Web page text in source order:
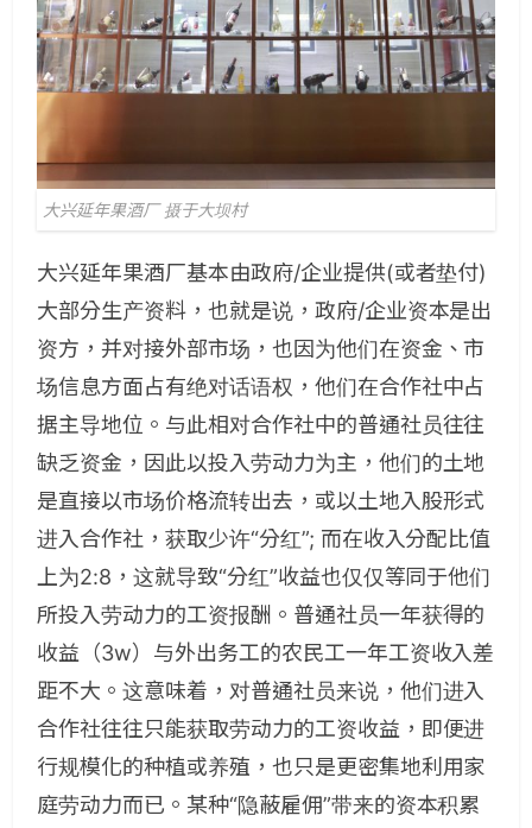
大兴延年果酒厂 摄于大坝村
大兴延年果酒厂基本由政府/企业提供(或者垫付)
大部分生产资料，也就是说，政府/企业资本是出
资方，并对接外部市场，也因为他们在资金、市
场信息方面占有绝对话语权，他们在合作社中占
据主导地位。与此相对合作社中的普通社员往往
缺乏资金，因此以投入劳动力为主，他们的土地
是直接以市场价格流转出去，或以土地入股形式
进入合作社，获取少许“分红”; 而在收入分配比值
上为2:8，这就导致“分红”收益也仅仅等同于他们
所投入劳动力的工资报酬。普通社员一年获得的
收益（3w）与外出务工的农民工一年工资收入差
距不大。这意味着，对普通社员来说，他们进入
合作社往往只能获取劳动力的工资收益，即便进
行规模化的种植或养殖，也只是更密集地利用家
庭劳动力而已。某种“隐蔽雇佣”带来的资本积累